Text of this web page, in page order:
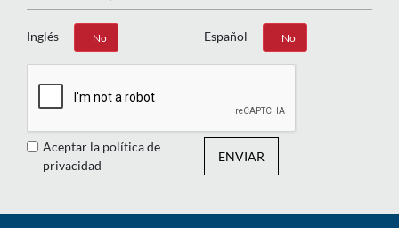
Inglés
Sí No Español
Sí No
Aceptar la política de
privacidad
ENVIAR